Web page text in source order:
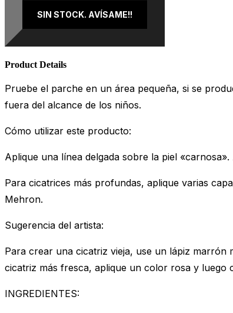
SIN STOCK. AVÍSAME!!
Product Details
Pruebe el parche en un área pequeña, si se
fuera del alcance de los niños.
Cómo utilizar este producto:
Aplique una línea delgada sobre la piel
Para cicatrices más profundas, aplique varias
Mehron.
Sugerencia del artista:
Para crear una cicatriz vieja, use un lápiz
cicatriz más fresca, aplique un color rosa y luego
INGREDIENTES: